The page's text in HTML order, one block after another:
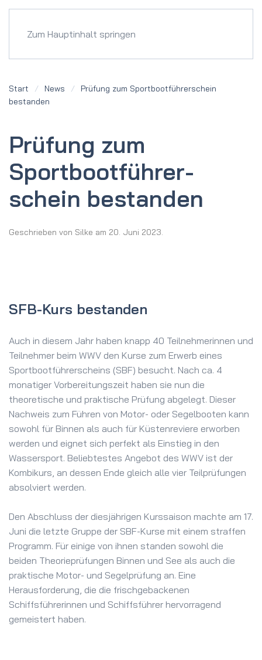
Zum Hauptinhalt springen
Start News
Prüfung zum Sportboot­­führer­schein
bestanden
Prüfung zum
Sportboot­­führer­
schein bestanden
Geschrieben von Silke am 20. Juni 2023.
SFB-Kurs bestanden
Auch in diesem Jahr haben knapp 40 Teilnehmerinnen und
Teilnehmer beim WWV den Kurse zum Erwerb eines
Sportbootführerscheins (SBF) besucht. Nach ca. 4
monatiger Vorbereitungszeit haben sie nun die
theoretische und praktische Prüfung abgelegt. Dieser
Nachweis zum Führen von Motor- oder Segelbooten kann
sowohl für Binnen als auch für Küstenreviere erworben
werden und eignet sich perfekt als Einstieg in den
Wassersport. Beliebtestes Angebot des WWV ist der
Kombikurs, an dessen Ende gleich alle vier Teilprüfungen
absolviert werden.
Den Abschluss der diesjährigen Kurssaison machte am 17.
Juni die letzte Gruppe der SBF-Kurse mit einem straffen
Programm. Für einige von ihnen standen sowohl die
beiden Theorieprüfungen Binnen und See als auch die
praktische Motor- und Segelprüfung an. Eine
Herausforderung, die die frischgebackenen
Schiffsführerinnen und Schiffsführer hervorragend
gemeistert haben.